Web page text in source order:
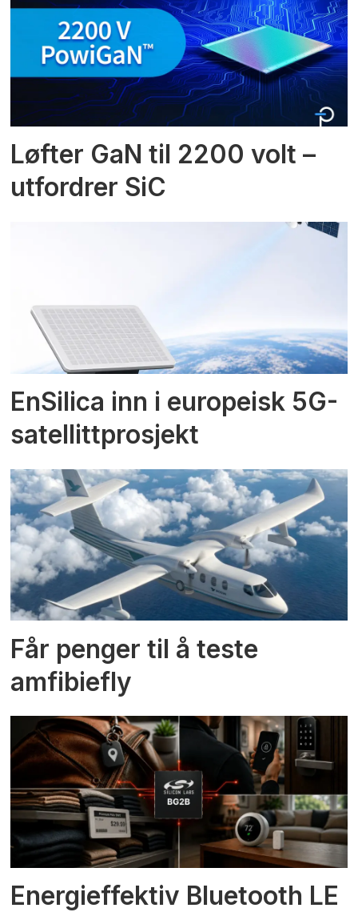
Løfter GaN til 2200 volt –
utfordrer SiC
EnSilica inn i europeisk 5G-
satellittprosjekt
Får penger til å teste
amfibiefly
Energieffektiv Bluetooth LE